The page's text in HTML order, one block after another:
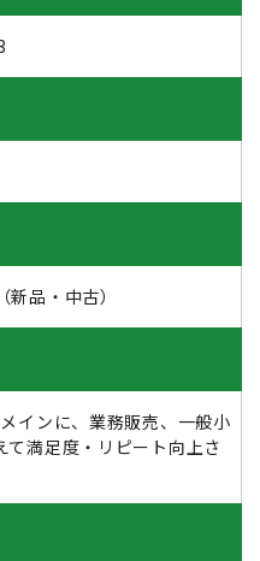
品・中古）
インに、業務販売、一般小
満足度・リピート向上さ